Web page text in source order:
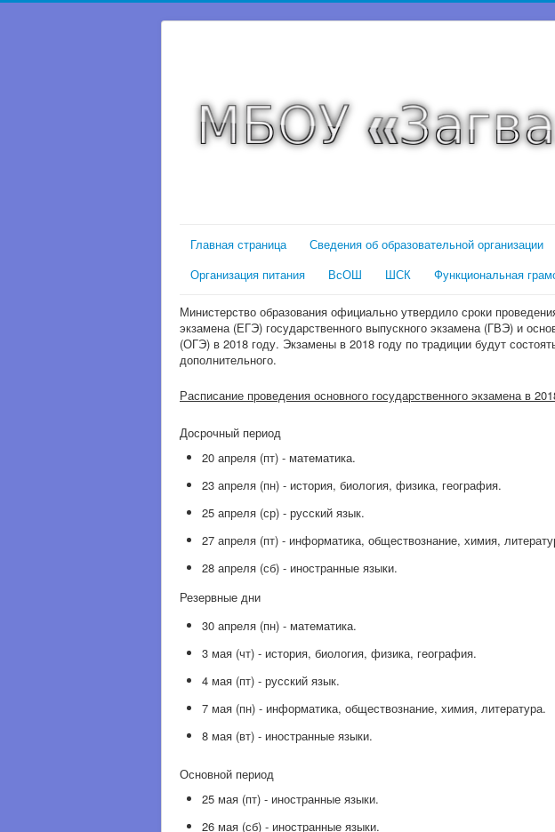
Главная страница Сведения об образовательной организации
Организация питания
ВсОШ ШСК Функциональная
Министерство образования официально утвердило сроки
экзамена (ЕГЭ) государственного выпускного экзамена (ГВЭ) и
(ОГЭ) в 2018 году. Экзамены в 2018 году по традиции будут
дополнительного.
Расписание проведения основного государственного экзамена в
Досрочный период
20 апреля (пт) - математика.
23 апреля (пн) - история, биология, физика, география.
25 апреля (ср) - русский язык.
27 апреля (пт) - информатика, обществознание, химия,
28 апреля (сб) - иностранные языки.
Резервные дни
30 апреля (пн) - математика.
3 мая (чт) - история, биология, физика, география.
4 мая (пт) - русский язык.
7 мая (пн) - информатика, обществознание, химия, литература.
8 мая (вт) - иностранные языки.
Основной период
25 мая (пт) - иностранные языки.
26 мая (сб) - иностранные языки.